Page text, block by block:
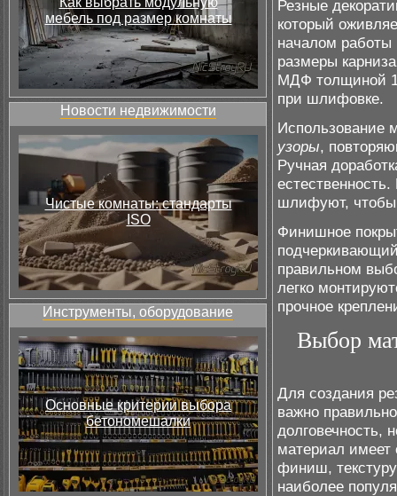
мебель под размер комнаты
Новости недвижимости
Чистые комнаты: стандарты
ISO
Инструменты, оборудование
Основные критерии выбора
бетономешалки
Резные
который
началом работы
размеры
МДФ толщиной
при шлифовке.
Использование
узоры,
Ручная
шлифуют, чтобы
Финишное
правильном
легко
прочное
Выбор
Для создания
важно
долговечность,
материал имеет
финиш,
наиболее